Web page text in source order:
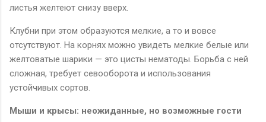
листья желтеют снизу вверх.
Клубни при этом образуются мелкие, а то и вовсе
отсутствуют. На корнях можно увидеть мелкие белые или
желтоватые шарики — это цисты нематоды. Борьба с ней
сложная, требует севооборота и использования
устойчивых сортов.
Мыши и крысы: неожиданные, но возможные гости